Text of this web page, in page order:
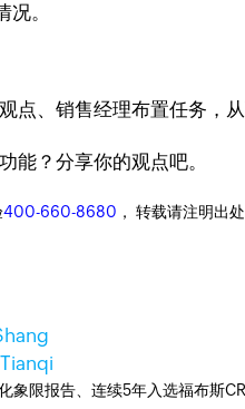
。
、销售经理布置任务，从
能？分享你的观点吧。
400-660-8680 ， 转载请注明出
Tianqi
限报告、连续5年入选福布斯